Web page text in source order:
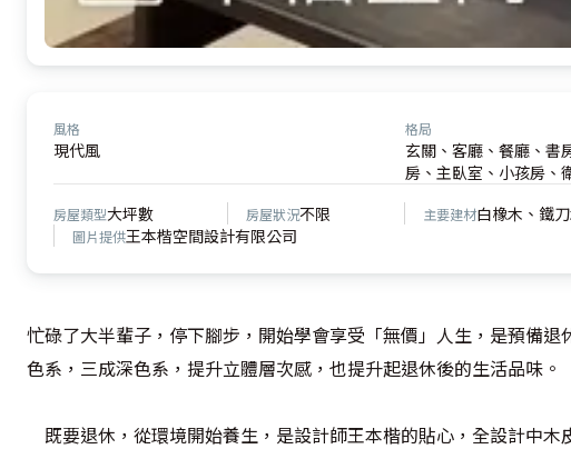
風格
現代風
格局
玄關、客廳、餐廳、書
房、主臥室、小孩房、
房屋類型大坪數 房屋狀況不限 主要建材白橡木、鐵
圖片提供王本楷空間設計有限公司
忙碌了大半輩子，停下腳步，開始學會享受「無價」人生，是預備
色系，三成深色系，提升立體層次感，也提升起退休後的生活品味。
既要退休，從環境開始養生，是設計師王本楷的貼心，全設計中